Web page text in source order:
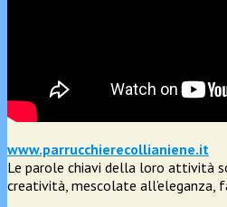
www.parrucchierecollianiene.it
Le parole chiavi della loro attività
creatività, mescolate all’eleganza,